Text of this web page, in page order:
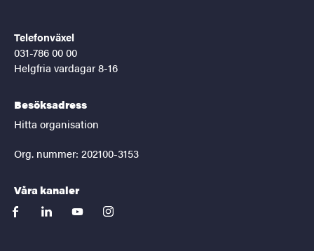
Telefonväxel
031-786 00 00
Helgfria vardagar 8-16
Besöksadress
Hitta organisation
Org. nummer: 202100-3153
Våra kanaler
facebooklinkedinyoutubeinstagram